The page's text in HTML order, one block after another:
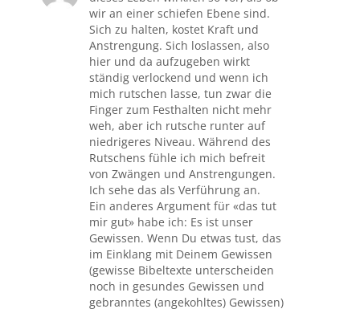
wir an einer schiefen Ebene sind.
Sich zu halten, kostet Kraft und
Anstrengung. Sich loslassen, also
hier und da aufzugeben wirkt
ständig verlockend und wenn ich
mich rutschen lasse, tun zwar die
Finger zum Festhalten nicht mehr
weh, aber ich rutsche runter auf
niedrigeres Niveau. Während des
Rutschens fühle ich mich befreit
von Zwängen und Anstrengungen.
Ich sehe das als Verführung an.
Ein anderes Argument für «das tut
mir gut» habe ich: Es ist unser
Gewissen. Wenn Du etwas tust, das
im Einklang mit Deinem Gewissen
(gewisse Bibeltexte unterscheiden
noch in gesundes Gewissen und
gebranntes (angekohltes) Gewissen)